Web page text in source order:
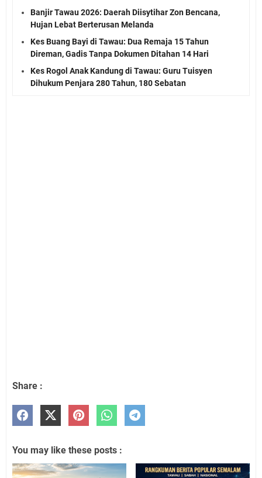
Banjir Tawau 2026: Daerah Diisytihar Zon Bencana,
Hujan Lebat Berterusan Melanda
Kes Buang Bayi di Tawau: Dua Remaja 15 Tahun
Direman, Gadis Tanpa Dokumen Ditahan 14 Hari
Kes Rogol Anak Kandung di Tawau: Guru Tuisyen
Dihukum Penjara 280 Tahun, 180 Sebatan
Share :
You may like these posts :